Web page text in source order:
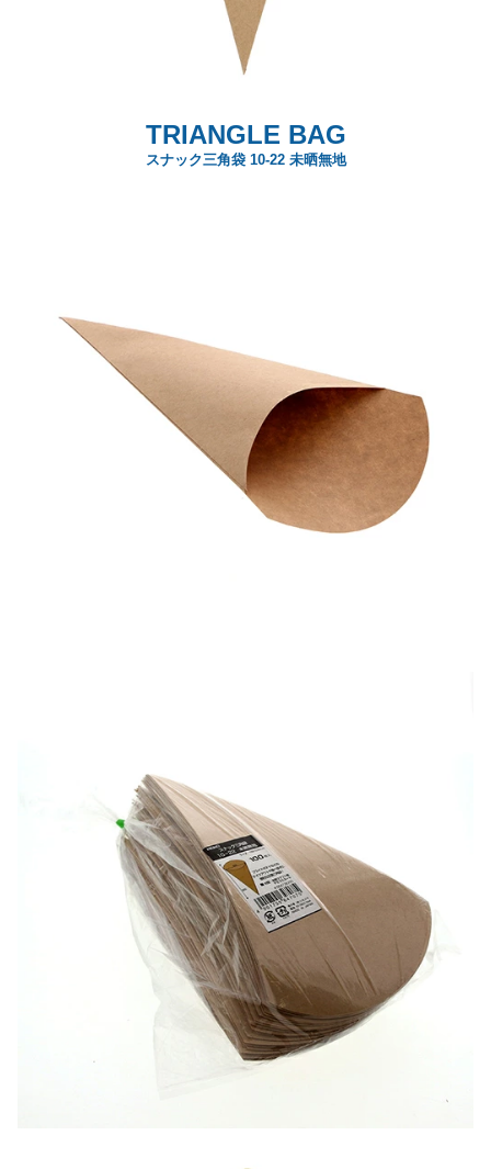
TRIANGLE BAG
スナック三角袋 10-22 未晒無地